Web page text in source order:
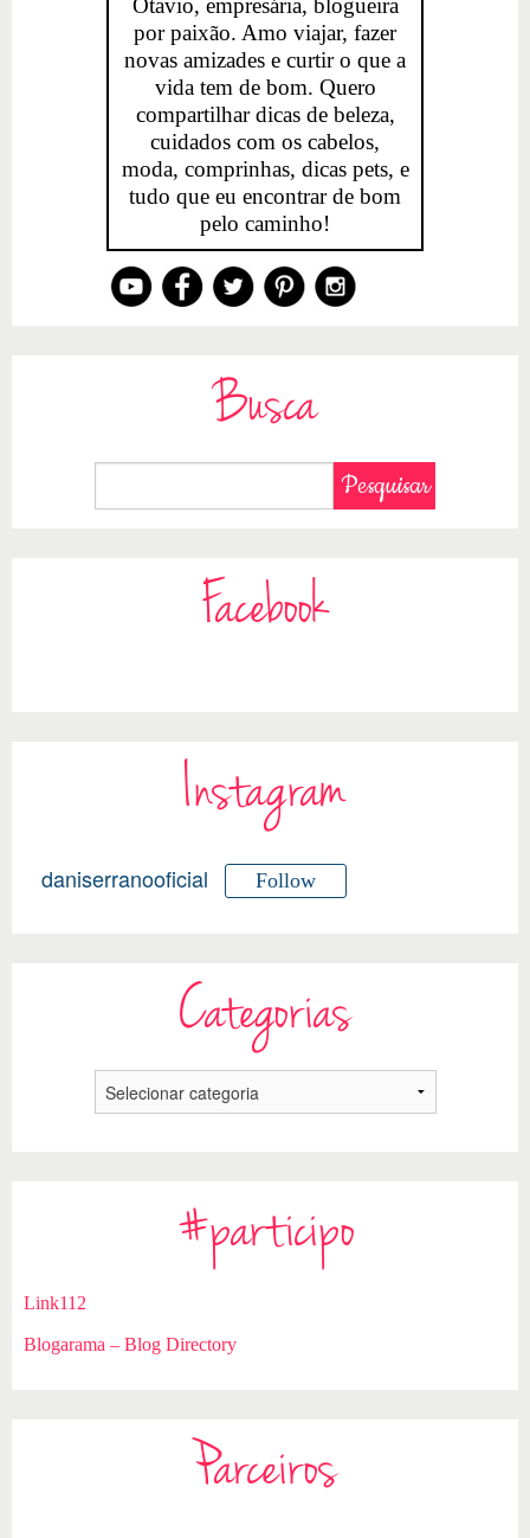
Otavio, empresária, blogueira
por paixão. Amo viajar, fazer
novas amizades e curtir o que a
vida tem de bom. Quero
compartilhar dicas de beleza,
cuidados com os cabelos,
moda, comprinhas, dicas pets, e
tudo que eu encontrar de bom
pelo caminho!
Busca
Facebook
Instagram
daniserranooficial Follow
Categorias
#participo
Link112
Blogarama – Blog Directory
Parceiros